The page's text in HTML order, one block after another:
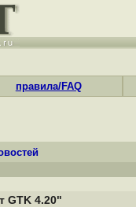
правила/FAQ
GTK 4.20"